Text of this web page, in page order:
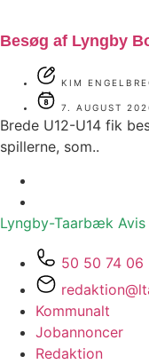
Besøg af Lyngby
KIM
7. AUGUST
Brede U12-U14 fik
spillerne, som..
Lyngby-Taarbæk Avis
50 50 74 06
Kommunalt
Jobannoncer
Redaktion